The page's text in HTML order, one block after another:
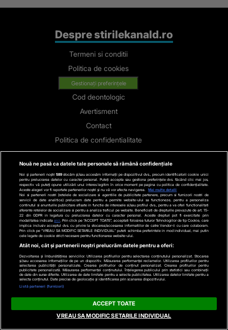
Despre stirilekanald.ro
Termeni si conditii
Politica de cookies
Gestionați preferințele
Cod deontologic
Avertisment
Contact
Politica de confidentialitate
Categorii
Stiri actuale
Stiri Politice
Educatie
Stiri externe
Life
Tech
Stiri auto
Stiri economice
Sport
Contact
Nouă ne pasă ca datele tale personale să rămână confidențiale
Noi și partenerii noștri 589stocăm și/sau accesăm informații pe dispozitivul dvs., precum identificatorii cookie unici
pentru prelucrarea datelor cu caracter personal. Puteți accepta sau gestiona preferințele dvs. făcând clic mai jos,
respectiv vă puteți opune utilizării unui interes legitim în orice moment pe pagina cu politica de confidențialitate.
Aceste alegeri vor fi raportate partenerilor noștri și nu vă vor afecta navigarea.
Mai multe detalii
Noi si partenerii nostri (retelele de socializare si agentiile de publicitate partenere, precum si furnizorii nostri de
servicii de date analitice) prelucram date pentru a permite website-ului sa functioneze, pentru a personaliza
continutul si anunturile publicitare afisate in functie de interesele si/sau profilul dvs., pentru a va oferi functionalitati
aferente retelelor de socializare si pentru a analiza traficul pe website. Beneficiati de drepturile prevazute de art. 15-
22 din GDPR in legatura cu prelucrarea datelor cu caracter personal. Aceste drepturi pot fi exercitate prin
modalitatea indicataaici . Prin click pe “ACCEPT TOATE”, acceptati folosirea tuturor Tehnologiilor de tip Cookie, care
implica inclusiv acceptul dvs. cu privire la stocarea/accesarea informatiilor de catre Vendor-ii cu care colaboram.
Prin click pe “VREAU SA MODIFIC SETARILE INDIVIDUAL” puteti schimba preferintele in mod individual, mai putin
cele legate de cookie strict necesare pentru functionarea website-ului.
Atât noi, cât și partenerii noștri prelucrăm datele pentru a oferi:
Dezvoltarea și îmbunătățirea serviciilor. Utilizarea profilurilor pentru selectarea conținutului personalizat. Stocarea
și/sau accesarea informațiilor de pe un dispozitiv. Măsurarea performanței reclamelor. Utilizarea profilurilor pentru
selectarea publicității personalizate. Crearea profilurilor de conținut personalizat. Crearea profilurilor pentru
publicitate personalizată. Măsurarea performanței conținutului. Înțelegerea publicului prin statistici sau combinații
de date din surse diferite. Utilizarea de date limitate pentru a selecta publicitatea. Utilizarea datelor limitate pentru a
selecta conținutul. Date precise de geolocație și identificarea prin scanarea dispozitivului.
Listă parteneri (furnizori)
ACCEPT TOATE
VREAU SA MODIFIC SETARILE INDIVIDUAL